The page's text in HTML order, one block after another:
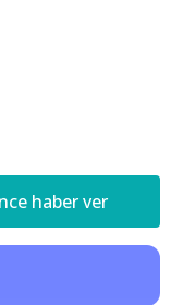
haber ver